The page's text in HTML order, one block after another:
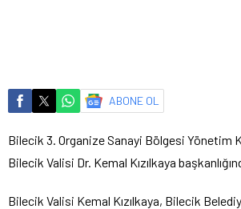
ABONE OL
Bilecik 3. Organize Sanayi Bölgesi Yönetim
Bilecik Valisi Dr. Kemal Kızılkaya
Bilecik Valisi Kemal Kızılkaya, Bilecik